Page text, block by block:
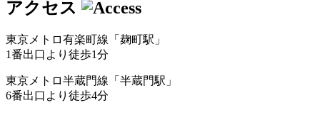
アクセス
東京メトロ有楽町線「麹町駅」
1番出口より徒歩1分
東京メトロ半蔵門線「半蔵門駅」
6番出口より徒歩4分